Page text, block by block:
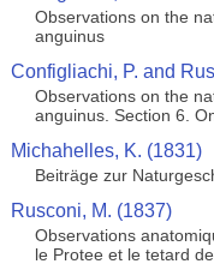
Observations on the
anguinus
Configliachi, P. and
Observations on the
anguinus. Section 6.
Michahelles, K. (1831)
Beiträge zur
Rusconi, M. (1837)
Observations
le Protee et le tetard